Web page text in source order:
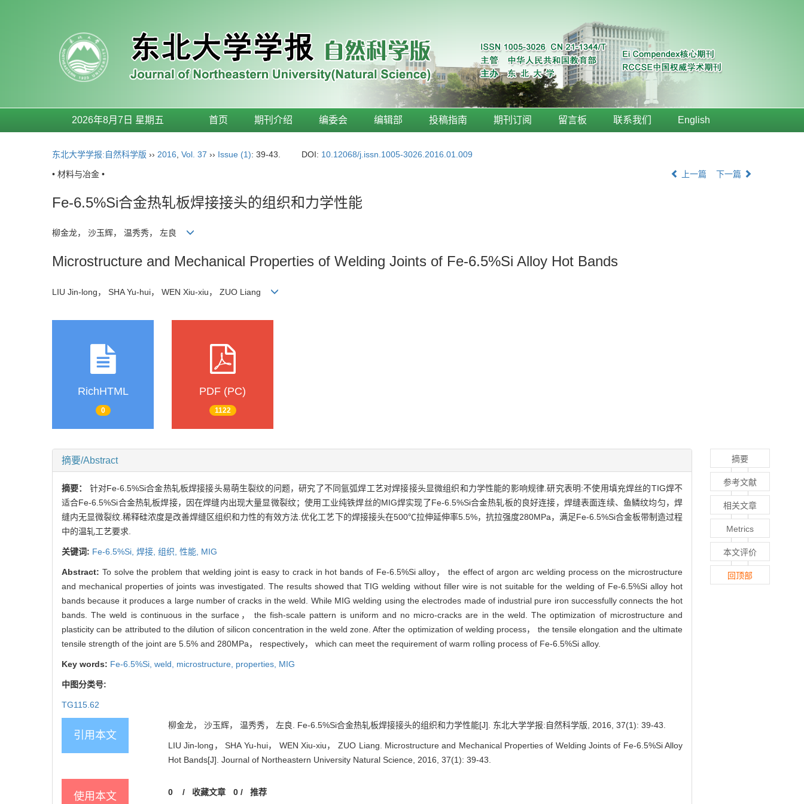
2026年8月7日 星期五 首页 期刊介绍 编委会 编辑部 投稿指南 期刊订阅 留言板 联系我们 English
东北大学学报:自然科学版 ›› 2016 Vol. 37 ›› Issue (1): 39-43. DOI: 10.12068/j.issn.1005-3026.2016.01.009
• 材料与冶金 • 上一篇 下一篇
Fe-6.5%Si合金热轧板焊接接头的组织和力学性能
柳金龙， 沙玉辉， 温秀秀， 左良
Microstructure and Mechanical Properties of Welding Joints of Fe-6.5%Si Alloy Hot Bands
LIU Jin-long， SHA Yu-hui， WEN Xiu-xiu， ZUO Liang
RichHTML
0
PDF (PC)
1122
摘要/Abstract
摘要： 针对Fe-6.5%Si合金热轧板焊接接头易萌生裂纹的问题，研究了不同氩弧焊工艺对焊接接头显微组织和力学性能的影响规律.研究表明:不使用填充焊丝的TIG焊不
适合Fe-6.5%Si合金热轧板焊接，因在焊缝内出现大量显微裂纹；使用工业纯铁焊丝的MIG焊实现了Fe-6.5%Si合金热轧板的良好连接，焊缝表面连续、鱼鳞纹均匀，焊
缝内无显微裂纹.稀释硅浓度是改善焊缝区组织和力性的有效方法.优化工艺下的焊接接头在500℃拉伸延伸率5.5%，抗拉强度280MPa，满足Fe-6.5%Si合金板带制造过程
中的温轧工艺要求.
关键词: Fe-6.5%Si, 焊接, 组织, 性能, MIG
Abstract: To solve the problem that welding joint is easy to crack in hot bands of Fe-6.5%Si alloy， the effect of argon arc welding process on the microstructure
and mechanical properties of joints was investigated. The results showed that TIG welding without filler wire is not suitable for the welding of Fe-6.5%Si alloy hot
bands because it produces a large number of cracks in the weld. While MIG welding using the electrodes made of industrial pure iron successfully connects the hot
bands. The weld is continuous in the surface， the fish-scale pattern is uniform and no micro-cracks are in the weld. The optimization of microstructure and
plasticity can be attributed to the dilution of silicon concentration in the weld zone. After the optimization of welding process， the tensile elongation and the ultimate
tensile strength of the joint are 5.5% and 280MPa， respectively， which can meet the requirement of warm rolling process of Fe-6.5%Si alloy.
Key words: Fe-6.5%Si, weld, microstructure, properties, MIG
中图分类号:
TG115.62
引用本文
柳金龙， 沙玉辉， 温秀秀， 左良. Fe-6.5%Si合金热轧板焊接接头的组织和力学性能[J]. 东北大学学报:自然科学版, 2016, 37(1): 39-43.
LIU Jin-long， SHA Yu-hui， WEN Xiu-xiu， ZUO Liang. Microstructure and Mechanical Properties of Welding Joints of Fe-6.5%Si Alloy
Hot Bands[J]. Journal of Northeastern University Natural Science, 2016, 37(1): 39-43.
使用本文 0 / 收藏文章 0/ 推荐
摘要
参考文献
相关文章
Metrics
本文评价
回顶部